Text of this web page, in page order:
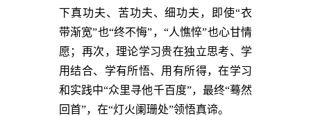
下真功夫、苦功夫、细功夫，即使“衣
带渐宽”也“终不悔”，“人憔悴”也心甘情
愿；再次，理论学习贵在独立思考、学
用结合、学有所悟、用有所得，在学习
和实践中“众里寻他千百度”，最终“蓦然
回首”，在“灯火阑珊处”领悟真谛。